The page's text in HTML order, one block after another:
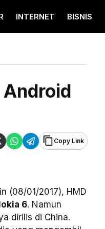
INTERNET BISNIS
Copy Link
(08/01/2017), HMD
6. Namun
dirilis di China.